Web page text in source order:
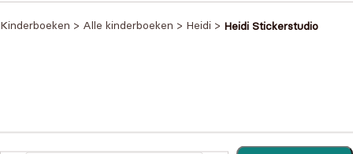
Kinderboeken > Alle kinderboeken > Heidi > Heidi Stickerstudio